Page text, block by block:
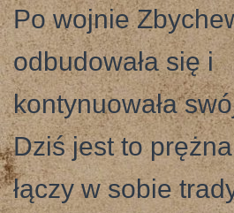
Po wojnie
odbudowała się i
kontynuowała
Dziś jest to
łączy w sobie